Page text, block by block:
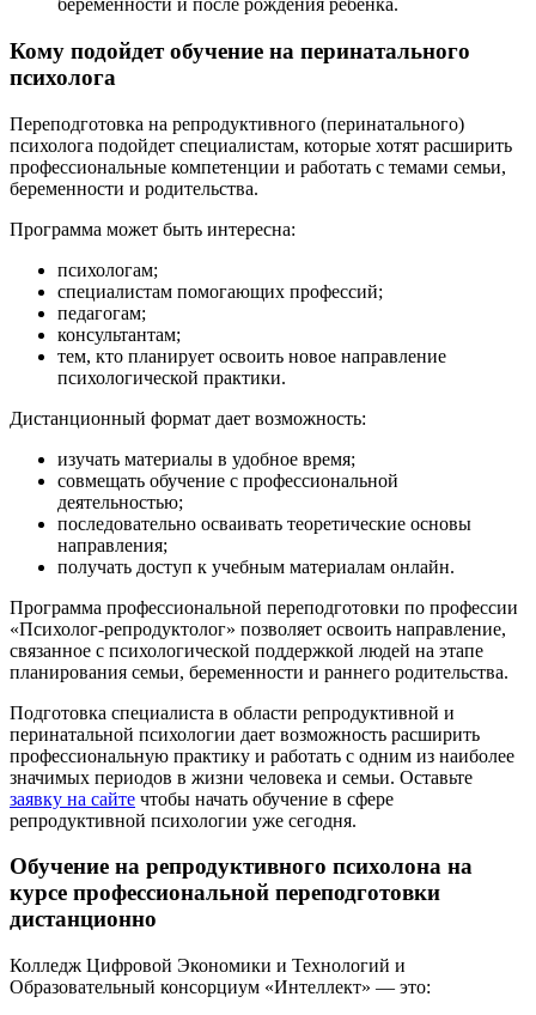
беременности и после рождения ребёнка.
Кому подойдет обучение на перинатального
психолога
Переподготовка на репродуктивного (перинатального)
психолога подойдет специалистам, которые хотят расширить
профессиональные компетенции и работать с темами семьи,
беременности и родительства.
Программа может быть интересна:
психологам;
специалистам помогающих профессий;
педагогам;
консультантам;
тем, кто планирует освоить новое направление
психологической практики.
Дистанционный формат дает возможность:
изучать материалы в удобное время;
совмещать обучение с профессиональной
деятельностью;
последовательно осваивать теоретические основы
направления;
получать доступ к учебным материалам онлайн.
Программа профессиональной переподготовки по профессии
«Психолог-репродуктолог» позволяет освоить направление,
связанное с психологической поддержкой людей на этапе
планирования семьи, беременности и раннего родительства.
Подготовка специалиста в области репродуктивной и
перинатальной психологии дает возможность расширить
профессиональную практику и работать с одним из наиболее
значимых периодов в жизни человека и семьи. Оставьте
заявку на сайте чтобы начать обучение в сфере
репродуктивной психологии уже сегодня.
Обучение на репродуктивного психолона на
курсе профессиональной переподготовки
дистанционно
Колледж Цифровой Экономики и Технологий и
Образовательный консорциум «Интеллект» — это: